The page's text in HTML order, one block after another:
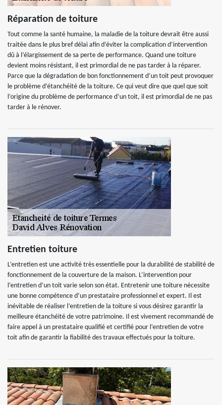
Réparation de toiture
Tout comme la santé humaine, la maladie de la toiture devrait être aussi
traitée dans le plus bref délai afin d’éviter la complication d’intervention
dû à l’élargissement de sa perte de performance. Quand une toiture
devient moins résistant, il est primordial de ne pas tarder à la réparer.
Parce que la dégradation de bon fonctionnement d’un toit peut provoquer
le problème d’étanchéité de la toiture. Ce qui veut dire que quel que soit
l’origine du problème de performance d’un toit, il est primordial de ne pas
tarder à le rénover.
Entretien toiture
L’entretien est une activité très essentielle pour la durabilité de stabilité de
fonctionnement de la couverture de la maison. L’intervention pour
l’entretien d’un toit varie selon son état. Entretenir une toiture nécessite
une bonne compétence d’un prestataire professionnel et expert. Il est
inévitable de réaliser l’entretien de la toiture si vous désirez garantir la
meilleure étanchéité de votre patrimoine. Il est vivement recommandé de
faire appel à un prestataire qualifié et certifié pour l’entretien de votre
toit afin de garantir la fiabilité des travaux effectués pour la toiture.